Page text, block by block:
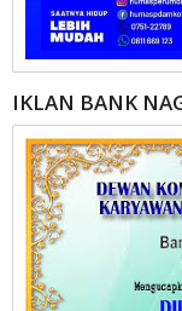
IKLAN BANK